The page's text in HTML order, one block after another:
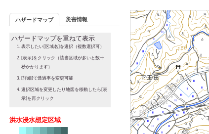
ハザードマップ 災害情報
ハザードマップを重ねて表示
表示したい[区域名]を選択（複数選択可）
[表示]をクリック（該当区域が多いと数十
秒かかります）
[詳細]で透過率を変更可能
選択区域を変更したり地図を移動したら[表
示]を再クリック
洪水浸水想定区域